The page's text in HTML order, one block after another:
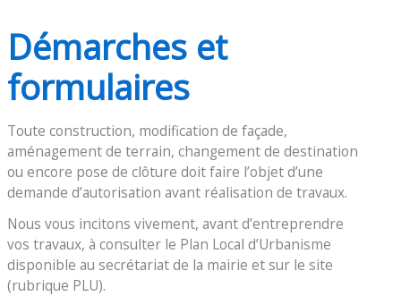
Démarches et
formulaires
Toute construction, modification de façade,
aménagement de terrain, changement de destination
ou encore pose de clôture doit faire l’objet d’une
demande d’autorisation avant réalisation de travaux.
Nous vous incitons vivement, avant d’entreprendre
vos travaux, à consulter le Plan Local d’Urbanisme
disponible au secrétariat de la mairie et sur le site
(rubrique PLU).